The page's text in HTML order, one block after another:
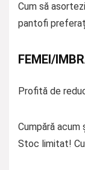
Cum să
pantofi
FEMEI/
Profită de
Cumpără
Stoc limitat!